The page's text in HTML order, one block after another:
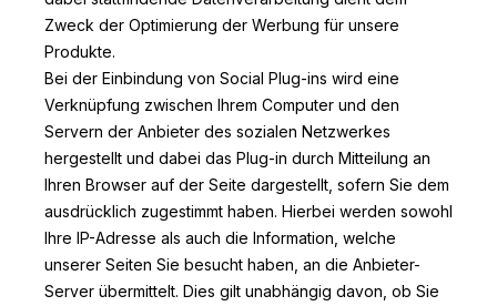
Zweck der Optimierung der Werbung für unsere
Produkte.
Bei der Einbindung von Social Plug-ins wird eine
Verknüpfung zwischen Ihrem Computer und den
Servern der Anbieter des sozialen Netzwerkes
hergestellt und dabei das Plug-in durch Mitteilung an
Ihren Browser auf der Seite dargestellt, sofern Sie dem
ausdrücklich zugestimmt haben. Hierbei werden sowohl
Ihre IP-Adresse als auch die Information, welche
unserer Seiten Sie besucht haben, an die Anbieter-
Server übermittelt. Dies gilt unabhängig davon, ob Sie